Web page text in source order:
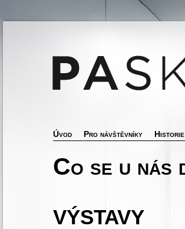
Úvod Pro návštěvníky
Co se u nás
VÝSTAVY